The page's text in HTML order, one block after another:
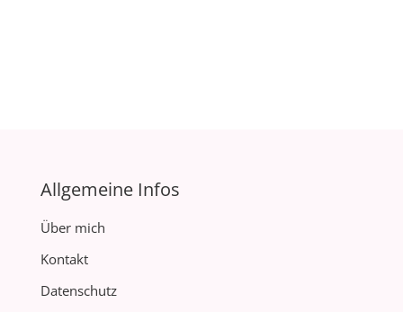
Allgemeine Infos
Über mich
Kontakt
Datenschutz